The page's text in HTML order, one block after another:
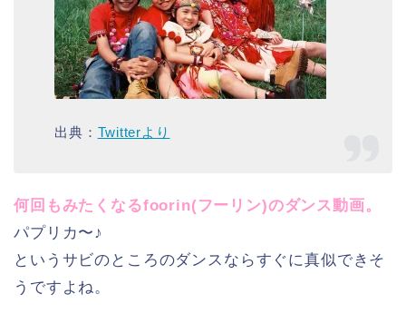
出典： Twitterより
何回もみたくなるfoorin(フーリン)のダンス動画。
パプリカ〜♪
というサビのところのダンスならすぐに真似できそ
うですよね。